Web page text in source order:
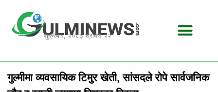
content
शुक्रबार, २०८३ श्रावण २२
गुल्मीमा व्यवसायिक टिमुर खेती, सांसदले रोपे सार्वजनिक